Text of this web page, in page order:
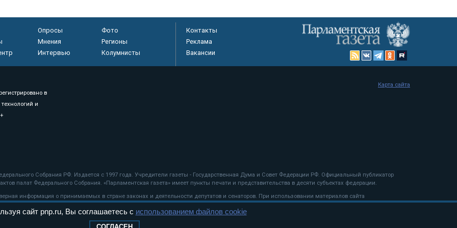
Опросы
Фото
Мнения
Регионы
Интервью Колумнисты
Контакты
Реклама
Вакансии
в
и
Собрания РФ. Издается с 1997 года. Учредители газеты - Государственная Дума и Совет Федерации РФ. Официальный публикатор
палат Федерального Собрания. «Парламентская газета» имеет пункты печати и представительства в десяти субъектах федерации.
информация о принимаемых в стране законах и деятельности депутатов и сенаторов. При использовании материалов сайта
Карта сайта
сайт pnp.ru, Вы соглашаетесь с использованием файлов cookie